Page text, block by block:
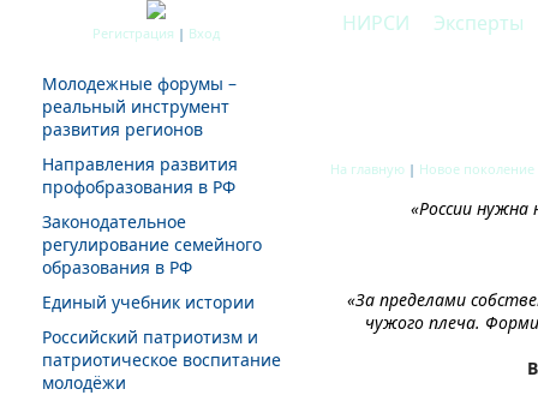
Регистрация | Вход
Молодежные форумы –
реальный инструмент
развития регионов
Направления развития
профобразования в РФ
Законодательное
регулирование семейного
образования в РФ
Единый учебник истории
Российский патриотизм и
патриотическое воспитание
молодёжи
НИРСИ Эксперты
На главную | Новое поколение
«России
«За пределами
чужого плеча.